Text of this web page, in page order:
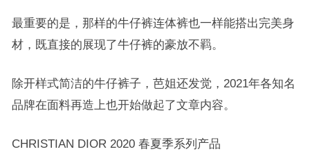
最重要的是，那样的牛仔裤连体裤也一样能搭出完美身
材，既直接的展现了牛仔裤的豪放不羁。
除开样式简洁的牛仔裤子，芭姐还发觉，2021年各知名
品牌在面料再造上也开始做起了文章内容。
CHRISTIAN DIOR 2020 春夏季系列产品